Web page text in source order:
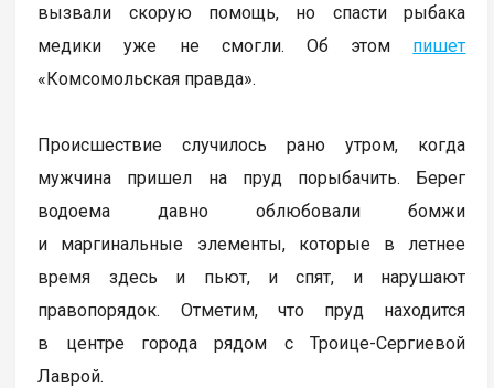
вызвали скорую помощь, но спасти рыбака
медики уже не смогли. Об этом пишет
«Комсомольская правда».
Происшествие случилось рано утром, когда
мужчина пришел на пруд порыбачить. Берег
водоема давно облюбовали бомжи
и маргинальные элементы, которые в летнее
время здесь и пьют, и спят, и нарушают
правопорядок. Отметим, что пруд находится
в центре города рядом с Троице-Сергиевой
Лаврой.